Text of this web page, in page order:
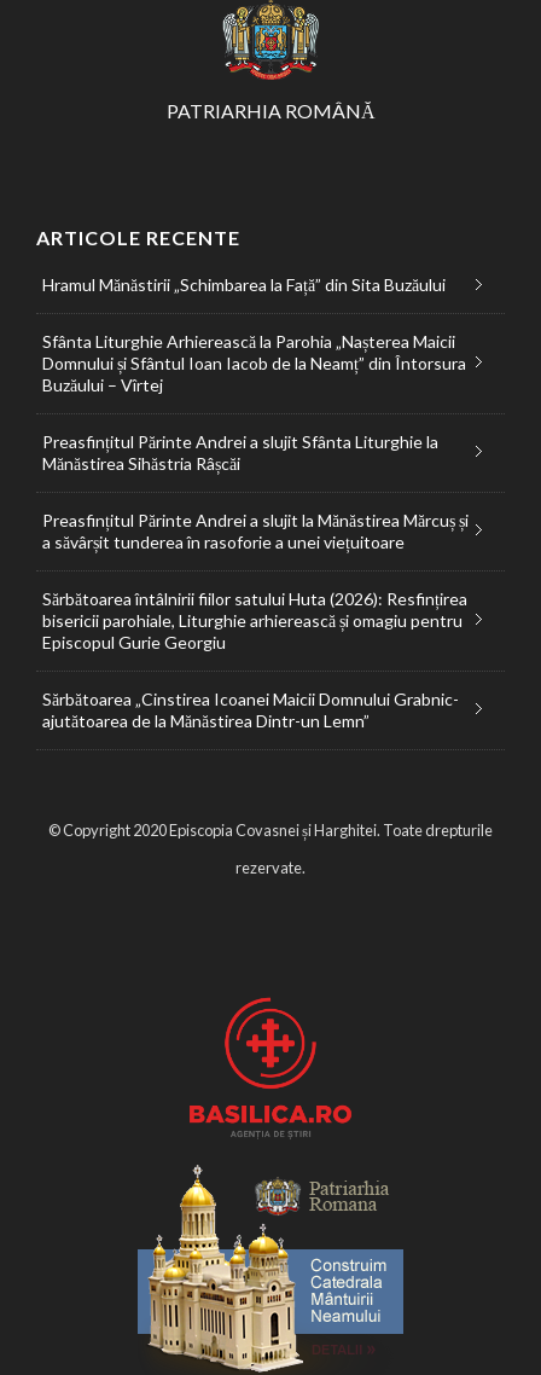
PATRIARHIA ROMÂNĂ
ARTICOLE RECENTE
Hramul Mănăstirii „Schimbarea la Față” din Sita Buzăului
Sfânta Liturghie Arhierească la Parohia „Nașterea Maicii
Domnului și Sfântul Ioan Iacob de la Neamț” din Întorsura
Buzăului – Vîrtej
Preasfințitul Părinte Andrei a slujit Sfânta Liturghie la
Mănăstirea Sihăstria Râșcăi
Preasfințitul Părinte Andrei a slujit la Mănăstirea Mărcuș și
a săvârșit tunderea în rasoforie a unei viețuitoare
Sărbătoarea întâlnirii fiilor satului Huta (2026): Resfințirea
bisericii parohiale, Liturghie arhierească și omagiu pentru
Episcopul Gurie Georgiu
Sărbătoarea „Cinstirea Icoanei Maicii Domnului Grabnic-
ajutătoarea de la Mănăstirea Dintr-un Lemn”
© Copyright 2020 Episcopia Covasnei și Harghitei. Toate drepturile
rezervate.